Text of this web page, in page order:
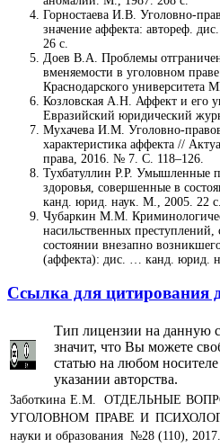
Горностаева И.В. Уголовно-
значение аффекта: автореф.
26 с.
Доев В.А. Проблемы
вменяемости в уголовном
Краснодарского
Козловская А.Н. Аффект и его
Евразийский юридический
Мухачева И.М. Уголовно-
характеристика аффекта //
права, 2016. № 7. С. 118–126.
Тухбатуллин Р.Р. Умышленные
здоровья, совершенные в
канд. юрид. наук. М., 2005. 22 с.
Чубаркин М.М.
насильственных
состоянии внезапно
(аффекта): дис. … канд. юрид.
Ссылка для цитирования
Тип лицензии на данную
значит, что Вы можете
статью на любом
указании авторства.
Заботкина Е.М. ОТДЕЛЬНЫЕ
УГОЛОВНОМ ПРАВЕ И
науки и образования №28 (110),